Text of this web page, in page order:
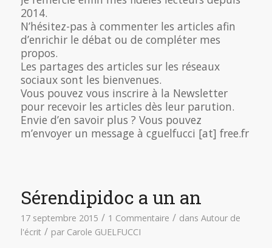
2014.
N’hésitez-pas à commenter les articles afin
d’enrichir le débat ou de compléter mes
propos.
Les partages des articles sur les réseaux
sociaux sont les bienvenues.
Vous pouvez vous inscrire à la Newsletter
pour recevoir les articles dès leur parution.
Envie d’en savoir plus ? Vous pouvez
m’envoyer un message à cguelfucci [at] free.fr
Sérendipidoc a un an
17 septembre 2015 / 1 Commentaire / dans Autour de
l'écrit / par Carole GUELFUCCI